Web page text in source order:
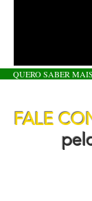
QUERO SABER
FALE
pelo